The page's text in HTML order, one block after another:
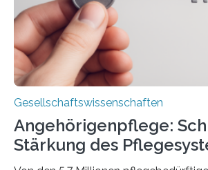
Leistner über die Idee, das Vorgehen
Erkenntnisse. Das Buch deute an, „wie…
Gesellschaftswissenschaften
Angehörigenpflege:
Stärkung des